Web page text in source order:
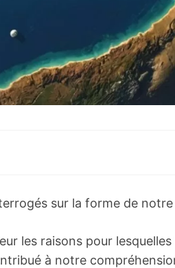
sur la forme de
les raisons pour
à notre